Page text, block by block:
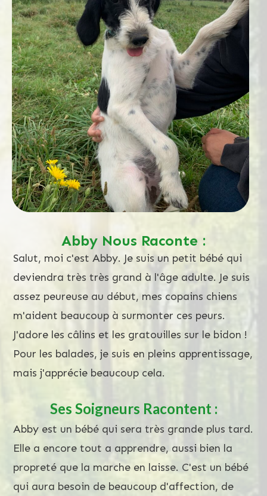
Abby Nous Raconte :
Salut, moi c'est Abby. Je suis un petit bébé qui
deviendra très très grand à l'âge adulte. Je suis
assez peureuse au début, mes copains chiens
m'aident beaucoup à surmonter ces peurs.
J'adore les câlins et les gratouilles sur le bidon !
Pour les balades, je suis en pleins apprentissage,
mais j'apprécie beaucoup cela.
Ses Soigneurs Racontent :
Abby est un bébé qui sera très grande plus tard.
Elle a encore tout a apprendre, aussi bien la
propreté que la marche en laisse. C'est un bébé
qui aura besoin de beaucoup d'affection, de